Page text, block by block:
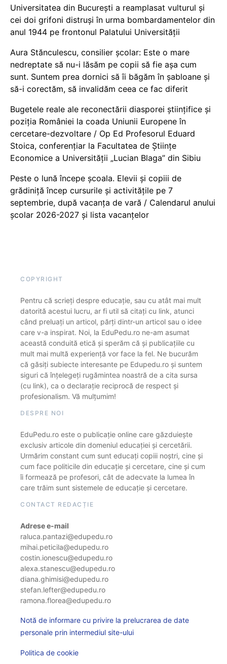
Universitatea din București a reamplasat vulturul și
cei doi grifoni distruși în urma bombardamentelor din
anul 1944 pe frontonul Palatului Universității
Aura Stănculescu, consilier școlar: Este o mare
nedreptate să nu-i lăsăm pe copii să fie așa cum
sunt. Suntem prea dornici să îi băgăm în șabloane și
să-i corectăm, să invalidăm ceea ce fac diferit
Bugetele reale ale reconectării diasporei științifice și
poziția României la coada Uniunii Europene în
cercetare-dezvoltare / Op Ed Profesorul Eduard
Stoica, conferențiar la Facultatea de Științe
Economice a Universității „Lucian Blaga” din Sibiu
Peste o lună începe școala. Elevii și copiii de
grădiniță încep cursurile și activitățile pe 7
septembrie, după vacanța de vară / Calendarul anului
școlar 2026-2027 și lista vacanțelor
COPYRIGHT
Pentru că scrieți despre educație, sau cu atât mai mult
datorită acestui lucru, ar fi util să citați cu link, atunci
când preluați un articol, părți dintr-un articol sau o idee
care v-a inspirat. Noi, la EduPedu.ro ne-am asumat
această conduită etică și sperăm că și publicațiile cu
mult mai multă experiență vor face la fel. Ne bucurăm
că găsiți subiecte interesante pe Edupedu.ro și suntem
siguri că înțelegeți rugămintea noastră de a cita sursa
(cu link), ca o declarație reciprocă de respect și
profesionalism. Vă mulțumim!
DESPRE NOI
EduPedu.ro este o publicație online care găzduiește
exclusiv articole din domeniul educației și cercetării.
Urmărim constant cum sunt educați copiii noștri, cine și
cum face politicile din educație și cercetare, cine și cum
îi formează pe profesori, cât de adecvate la lumea în
care trăim sunt sistemele de educație și cercetare.
CONTACT REDACȚIE
Adrese e-mail
raluca.pantazi@edupedu.ro
mihai.peticila@edupedu.ro
costin.ionescu@edupedu.ro
alexa.stanescu@edupedu.ro
diana.ghimisi@edupedu.ro
stefan.lefter@edupedu.ro
ramona.florea@edupedu.ro
Notă de informare cu privire la prelucrarea de date
personale prin intermediul site-ului
Politica de cookie